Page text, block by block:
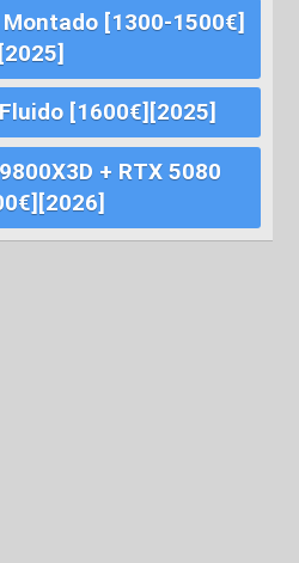
Montado [1300-1500€]
[2025]
[1600€][2025]
+ RTX 5080